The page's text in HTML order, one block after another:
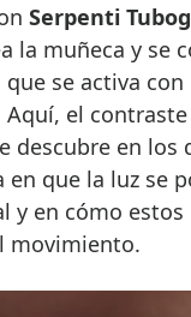
Serpenti
la muñeca y se
se activa con
el contraste
descubre en los
en que la luz se
y en cómo estos
movimiento.